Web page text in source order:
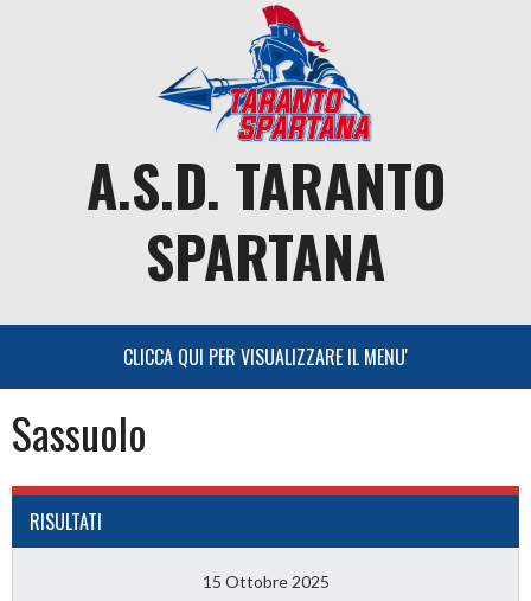
A.S.D. TARANTO
SPARTANA
Sassuolo
RISULTATI
15 Ottobre 2025